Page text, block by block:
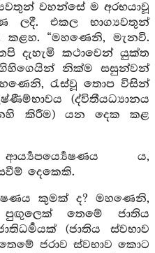
වහන්සේ ම අරභයාවූ
ලදී. එකල භාග්‍යවතුන්
කළහ. “මහණෙනි, මැනවි.
දැහැමි කථාවෙන් යුක්ත
ගිහිගෙයින් නික්ම සසුන්වන්
රැස්වූ තොප විසින්
(ද්විතීයධ්‍යානය
කිරීම) යන දෙක කළ
ය,
දෙකෙකි.
කුමක් ද? මහණෙනි,
තෙමේ ජාතිය
(ජාතිය ස්වභාව
ජරාව ස්වභාව කොට